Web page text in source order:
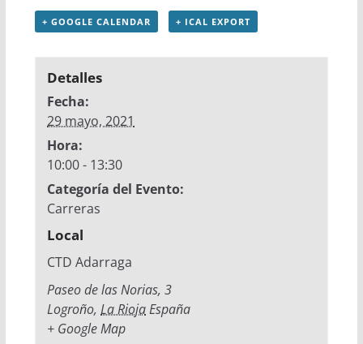
+ GOOGLE CALENDAR + ICAL EXPORT
Detalles
Fecha:
29 mayo, 2021
Hora:
10:00 - 13:30
Categoría del Evento:
Carreras
Local
CTD Adarraga
Paseo de las Norias, 3
Logroño, La RiojaEspaña
+ Google Map